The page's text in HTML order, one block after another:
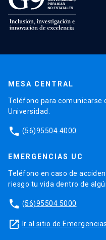
MESA CENTRAL
Teléfono para comunicarse
Universidad.
phone (56)95504 4000
EMERGENCIAS UC
Teléfono en caso de
riesgo tu vida dentro de
phone (56)95504 5000
launch Ir al sitio de Emergencias